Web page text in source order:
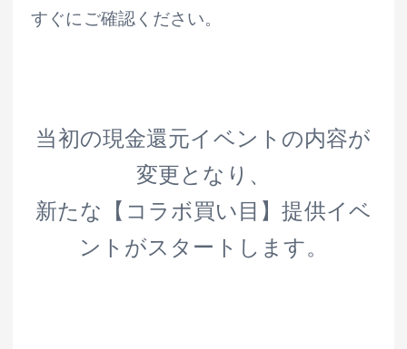
すぐにご確認ください。
当初の現金還元イベントの内容が
変更となり、
新たな【コラボ買い目】提供イベ
ントがスタートします。